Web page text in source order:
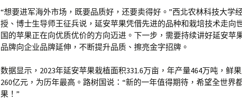
“想要进军海外市场，既要品质好，还要卖得好。”西北农林科技大学
授、博士生导师王征兵说，延安苹果凭借先进的品种和栽培技术走向
国的苹果正在向优质优价的方向迈进。下一步，需要持续讲好延安苹
品牌向企业品牌延伸，不断提升品质、擦亮金字招牌。
数据显示，2023年延安苹果栽植面积331.6万亩，年产量464万吨，鲜
260亿元，为历年最高。路树国说：“新的一年值得期待，希望全世界
果！”